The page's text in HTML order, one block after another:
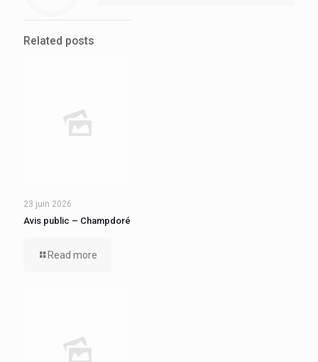
Related posts
23 juin 2026
Avis public – Champdoré
Read more